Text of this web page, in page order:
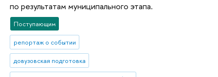
по результатам муниципального этапа.
Поступающим
репортаж о событии
довузовская подготовка